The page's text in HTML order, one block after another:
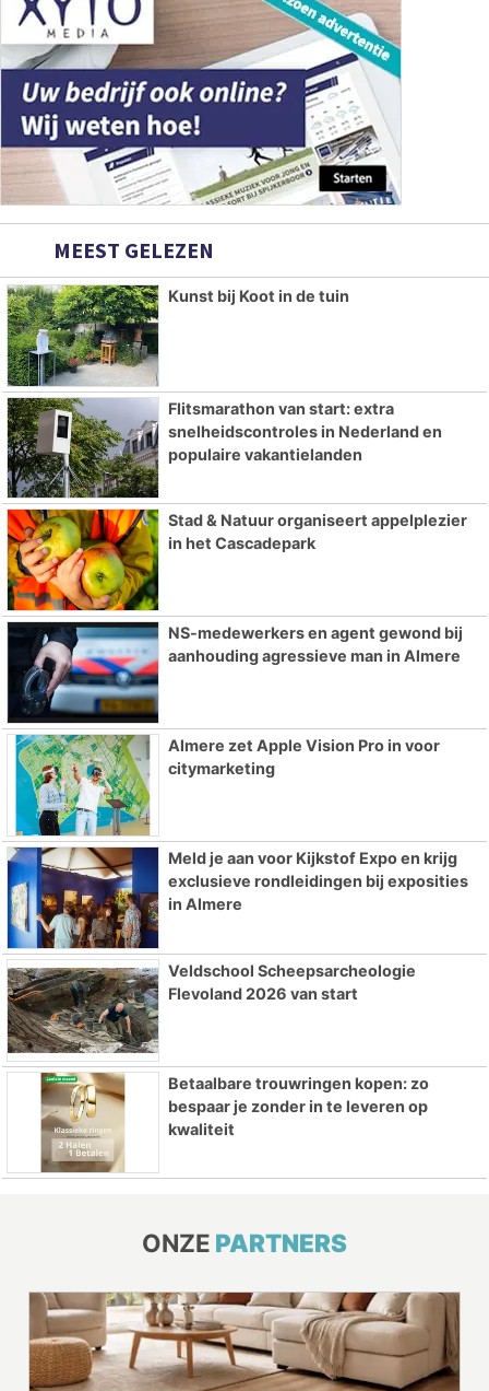
MEEST GELEZEN
Kunst bij Koot in de tuin
Flitsmarathon van start: extra
snelheidscontroles in Nederland en
populaire vakantielanden
Stad & Natuur organiseert appelplezier
in het Cascadepark
NS-medewerkers en agent gewond bij
aanhouding agressieve man in Almere
Almere zet Apple Vision Pro in voor
citymarketing
Meld je aan voor Kijkstof Expo en krijg
exclusieve rondleidingen bij exposities
in Almere
Veldschool Scheepsarcheologie
Flevoland 2026 van start
Betaalbare trouwringen kopen: zo
bespaar je zonder in te leveren op
kwaliteit
ONZE PARTNERS